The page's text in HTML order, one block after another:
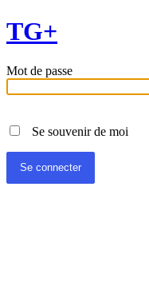
TG+
Mot de passe
Se souvenir de moi